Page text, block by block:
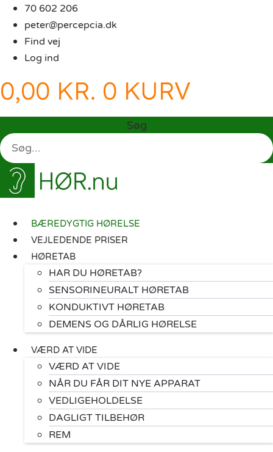
Videre
indhold
70 602 206
peter@percepcia.dk
Find vej
Log ind
0,00 KR. 0 KURV
Søg
BÆREDYGTIG HØRELSE
VEJLEDENDE PRISER
HØRETAB
HAR DU HØRETAB?
SENSORINEURALT HØRETAB
KONDUKTIVT HØRETAB
DEMENS OG DÅRLIG HØRELSE
VÆRD AT VIDE
VÆRD AT VIDE
NÅR DU FÅR DIT NYE APPARAT
VEDLIGEHOLDELSE
DAGLIGT TILBEHØR
REM